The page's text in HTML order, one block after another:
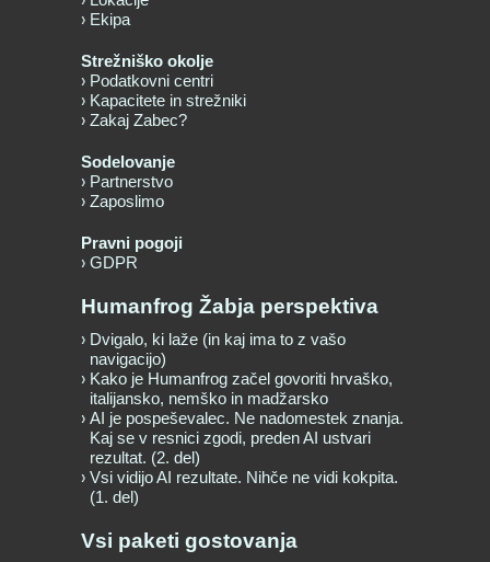
Ekipa
Strežniško okolje
Podatkovni centri
Kapacitete in strežniki
Zakaj Zabec?
Sodelovanje
Partnerstvo
Zaposlimo
Pravni pogoji
GDPR
Humanfrog Žabja perspektiva
Dvigalo, ki laže (in kaj ima to z vašo
navigacijo)
Kako je Humanfrog začel govoriti hrvaško,
italijansko, nemško in madžarsko
AI je pospeševalec. Ne nadomestek znanja.
Kaj se v resnici zgodi, preden AI ustvari
rezultat. (2. del)
Vsi vidijo AI rezultate. Nihče ne vidi kokpita.
(1. del)
Vsi paketi gostovanja